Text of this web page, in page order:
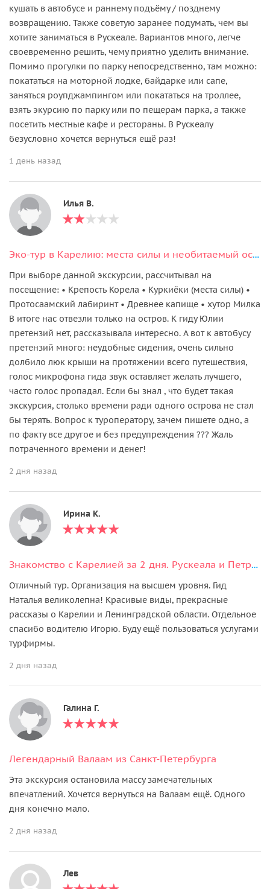
кушать в автобусе и раннему подъёму / позднему
возвращению. Также советую заранее подумать, чем вы
хотите заниматься в Рускеале. Вариантов много, легче
своевременно решить, чему приятно уделить внимание.
Помимо прогулки по парку непосредственно, там можно:
покататься на моторной лодке, байдарке или сапе,
заняться роупджампингом или покататься на троллее,
взять экурсию по парку или по пещерам парка, а также
посетить местные кафе и рестораны. В Рускеалу
безусловно хочется вернуться ещё раз!
1 день назад
Илья В.
Эко-тур в Карелию: места силы и необитаемый остров
При выборе данной экскурсии, рассчитывал на
посещение: • Крепость Корела • Куркиёки (места силы) •
Протосаамский лабиринт • Древнее капище • хутор Милка
В итоге нас отвезли только на остров. К гиду Юлии
претензий нет, рассказывала интересно. А вот к автобусу
претензий много: неудобные сидения, очень сильно
долбило люк крыши на протяжении всего путешествия,
голос микрофона гида звук оставляет желать лучшего,
часто голос пропадал. Если бы знал , что будет такая
экскурсия, столько времени ради одного острова не стал
бы терять. Вопрос к туроператору, зачем пишете одно, а
по факту все другое и без предупреждения ??? Жаль
потраченного времени и денег!
2 дня назад
Ирина К.
Знакомство с Карелией за 2 дня. Рускеала и Петрозаводск
Отличный тур. Организация на высшем уровня. Гид
Наталья великолепна! Красивые виды, прекрасные
рассказы о Карелии и Ленинградской области. Отдельное
спасибо водителю Игорю. Буду ещё пользоваться услугами
турфирмы.
2 дня назад
Галина Г.
Легендарный Валаам из Санкт-Петербурга
Эта экскурсия остановила массу замечательных
впечатлений. Хочется вернуться на Валаам ещё. Одного
дня конечно мало.
2 дня назад
Лев